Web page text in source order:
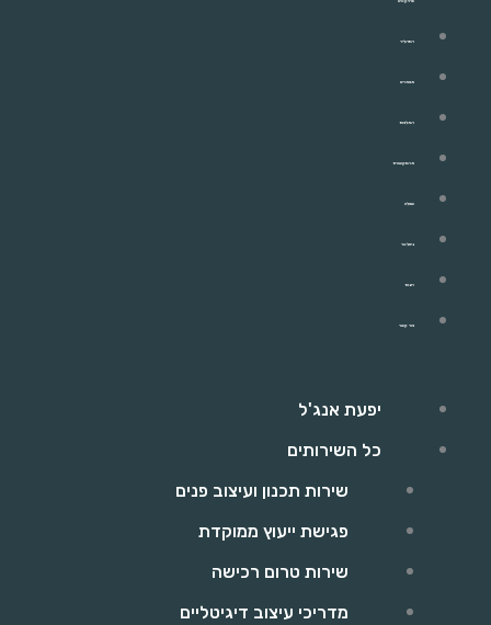
התהליך
מאמרים
המלצות
מהתקשורת
שאלון
ניוזלטר
חנות
צור קשר
יפעת אנג'ל
כל השירותים
שירות תכנון ועיצוב פנים
פגישת ייעוץ ממוקדת
שירות טרום רכישה
מדריכי עיצוב דיגיטליים